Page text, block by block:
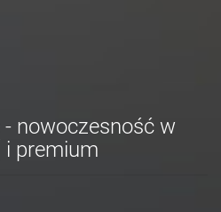
- nowoczesność w
i premium